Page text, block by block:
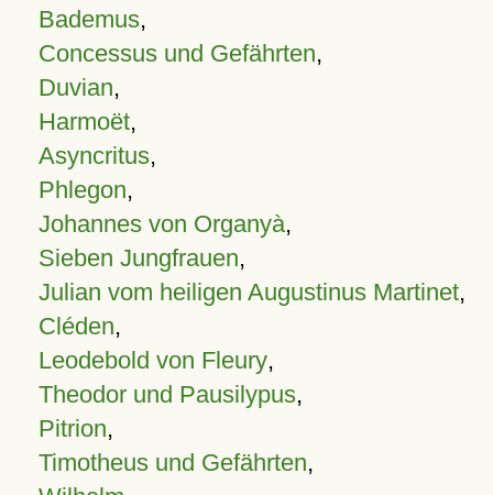
Bademus,
Concessus und Gefährten,
Duvian,
Harmoët,
Asyncritus,
Phlegon,
Johannes von Organyà,
Sieben Jungfrauen,
Julian vom heiligen Augustinus Martinet,
Cléden,
Leodebold von Fleury,
Theodor und Pausilypus,
Pitrion,
Timotheus und Gefährten,